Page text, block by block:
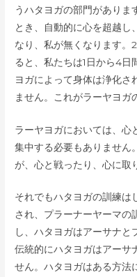
うハタヨガの部門がありま
とき、自動的に心を超越し
なり、私が無くなります。
ると、私たちは1日から4日
ヨガによって身体は浄化さ
ません。これがラーヤヨガ
ラーヤヨガにおいては、心
集中する必要もありません
が、心と戦ったり、心に取
それでもハタヨガの訓練は
され、プラーナーヤーマの
し、ハタヨガはアーサナと
伝統的にハタヨガはアーサ
せん。ハタヨガはある方法